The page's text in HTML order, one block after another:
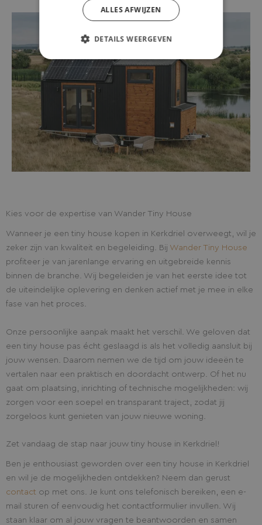
Kies voor de expertise van Wander Tiny House
Wanneer je een tiny house kopen in Kerkdriel overweegt, wil je
zeker zijn van kwaliteit en begeleiding. Bij Wander Tiny House
profiteer je van jarenlange ervaring en uitgebreide kennis
binnen de branche. Wij begeleiden je van het eerste idee tot
de uiteindelijke oplevering en denken actief met je mee in elke
fase van het proces.
Onze persoonlijke aanpak maakt het verschil. We geloven dat
een tiny house pas écht geslaagd is als het volledig aansluit bij
jouw wensen. Daarom nemen we de tijd om jouw ideeën te
vertalen naar een praktisch en doordacht ontwerp. Of het nu
gaat om plaatsing, inrichting of technische mogelijkheden: wij
zorgen voor een soepel en transparant traject, zodat jij
zorgeloos kunt genieten van jouw nieuwe woning.
Zet vandaag de stap naar jouw tiny house in Kerkdriel!
Ben je enthousiast geworden over een tiny house in Kerkdriel
en wil je de mogelijkheden ontdekken? Neem dan gerust
contact op met ons. Je kunt ons telefonisch bereiken, een e-
mail sturen of eenvoudig het contactformulier invullen. Wij
staan klaar om al jouw vragen te beantwoorden en samen
ALLES AFWIJZEN
DETAILS WEERGEVEN